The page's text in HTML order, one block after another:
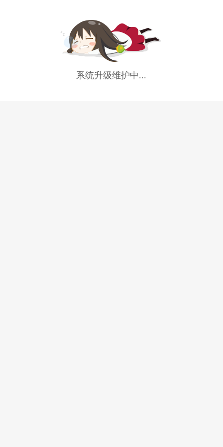
系统升级维护中...